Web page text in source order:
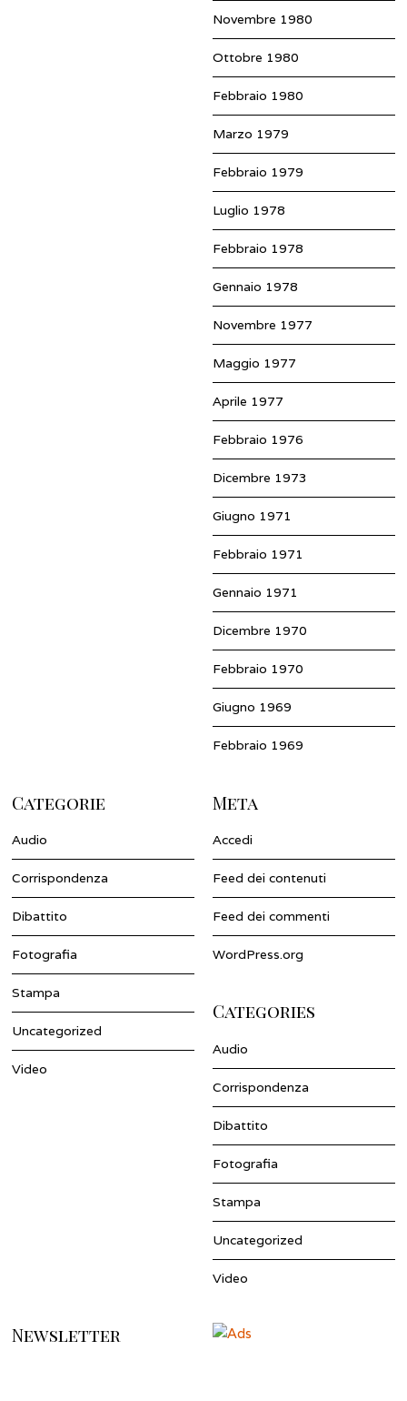
Novembre 1980
Ottobre 1980
Febbraio 1980
Marzo 1979
Febbraio 1979
Luglio 1978
Febbraio 1978
Gennaio 1978
Novembre 1977
Maggio 1977
Aprile 1977
Febbraio 1976
Dicembre 1973
Giugno 1971
Febbraio 1971
Gennaio 1971
Dicembre 1970
Febbraio 1970
Giugno 1969
Febbraio 1969
Categorie
Audio
Corrispondenza
Dibattito
Fotografia
Stampa
Uncategorized
Video
Meta
Accedi
Feed dei contenuti
Feed dei commenti
WordPress.org
Categories
Audio
Corrispondenza
Dibattito
Fotografia
Stampa
Uncategorized
Video
Newsletter